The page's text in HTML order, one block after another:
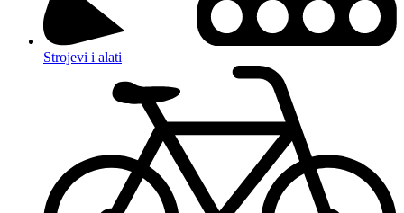
Strojevi i alati